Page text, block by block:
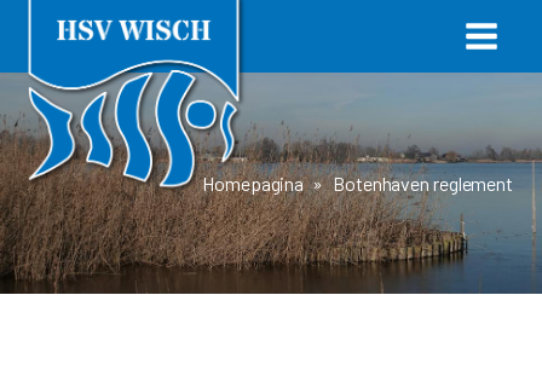
Homepagina » Botenhaven reglement